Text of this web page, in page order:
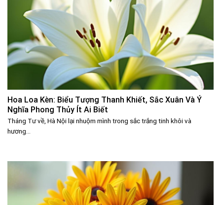
Hoa Loa Kèn: Biểu Tượng Thanh Khiết, Sắc Xuân Và Ý
Nghĩa Phong Thủy Ít Ai Biết
Tháng Tư về, Hà Nội lại nhuộm mình trong sắc trắng tinh khôi và
hương...